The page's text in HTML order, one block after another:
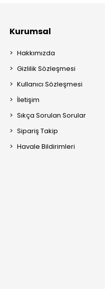
Kurumsal
Hakkımızda
Gizlilik Sözleşmesi
Kullanıcı Sözleşmesi
İletişim
Sıkça Sorulan Sorular
Sipariş Takip
Havale Bildirimleri